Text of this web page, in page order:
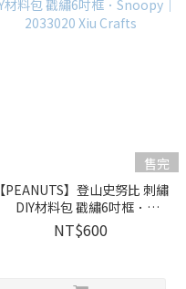
售完
【PEANUTS】登山史努比 刺繡
DIY材料包 戳繡6吋框．
Snoopy｜2033020 Xiu Crafts
NT$600